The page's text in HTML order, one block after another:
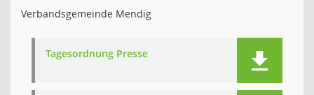
Verbandsgemeinde Mendig
Tagesordnung Presse